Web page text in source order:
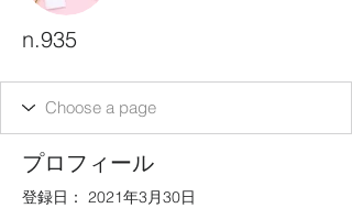
n.935
プロフィール
登録日： 2021年3月30日